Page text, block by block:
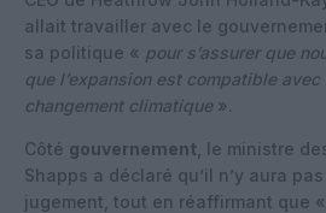
allait travailler avec le
sa politique « pour s’assurer que
que l’expansion est compatible
changement climatique ».
Côté gouvernement , le ministre
Shapps a déclaré qu’il n’y aura
jugement, tout en réaffirmant que «